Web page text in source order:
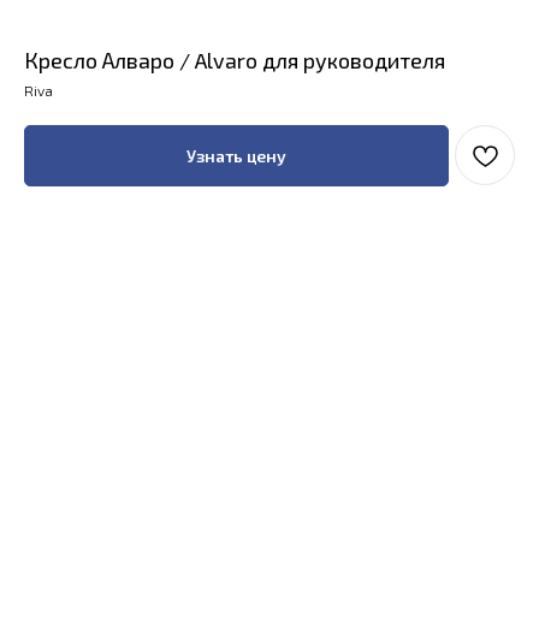
Кресло Алваро / Alvaro для руководителя
Riva
Узнать цену